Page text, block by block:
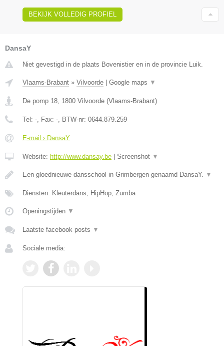
BEKIJK VOLLEDIG PROFIEL
DansaY
Niet gevestigd in de plaats Bovenistier en in de provincie Luik.
Vlaams-Brabant » Vilvoorde | Google maps ▼
De pomp 18 1800 Vilvoorde (Vlaams-Brabant)
Tel: - , Fax: - , BTW-nr: 0644.879.259
E-mail › DansaY
Website: http://www.dansay.be | Screenshot ▼
Een gloednieuwe dansschool in Grimbergen genaamd DansaY. ▼
Diensten: Kleuterdans, HipHop, Zumba
Openingstijden ▼
Laatste facebook posts ▼
Sociale media: